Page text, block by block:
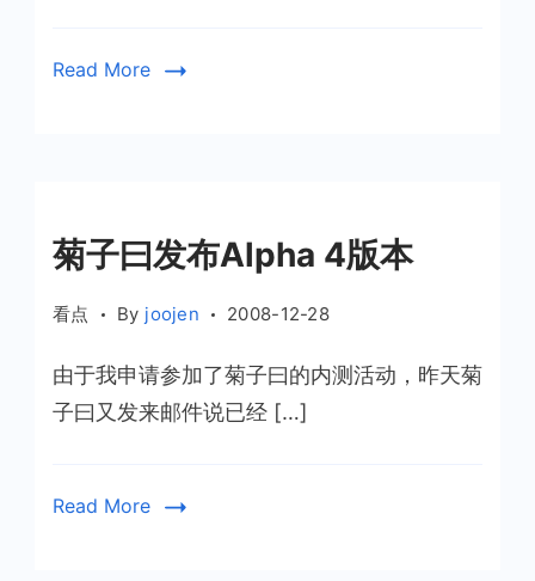
Read More
菊子曰发布Alpha 4版本
看点 By joojen 2008-12-28
由于我申请参加了菊子曰的内测活动，昨天菊
子曰又发来邮件说已经 […]
Read More